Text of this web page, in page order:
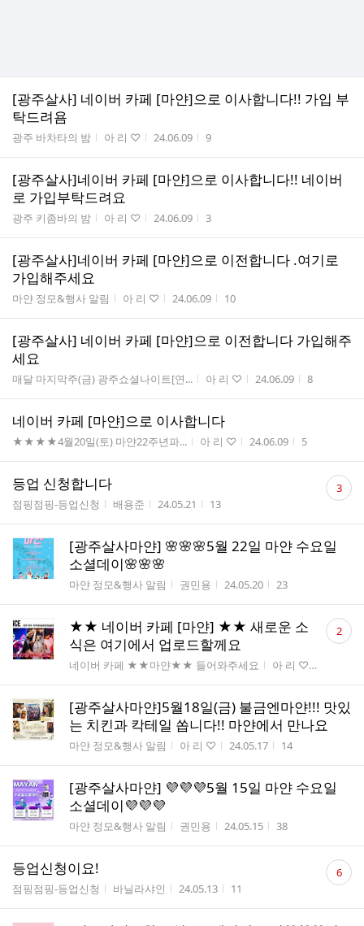
[광주살사] 네이버 카페 [마얀]으로 이사합니다!! 가입 부
탁드려욤
게시판명
광주 바차타의 밤 작성자
아 리 ♡ 작성시간
24.06.09 조회수
9
[광주살사]네이버 카페 [마얀]으로 이사합니다!! 네이버
로 가입부탁드려요
게시판명
광주 키좀바의 밤 작성자
아 리 ♡ 작성시간
24.06.09 조회수
3
[광주살사]네이버 카페 [마얀]으로 이전합니다 .여기로
가입해주세요
게시판명
마얀 정모&행사 알림 작성자
아 리 ♡ 작성시간
24.06.09 조회수
10
[광주살사] 네이버 카페 [마얀]으로 이전합니다 가입해주
세요
게시판명
매달 마지막주(금) 광주쇼셜나이트[연... 작성자
아 리 ♡ 작성시간
24.06.09 조회수
8
네이버 카페 [마얀]으로 이사합니다
게시판명
★★★★4월20일(토) 마얀22주년파... 작성자
아 리 ♡ 작성시간
24.06.09 조회수
5
등업 신청합니다
게시판명
점핑점핑-등업신청 작성자
배용준 작성시간
24.05.21 조회수
13
댓
글 3
[광주살사마얀] 🌸🌸🌸5월 22일 마얀 수요일
소셜데이🌸🌸🌸
게시판명
마얀 정모&행사 알림 작성자
권민용 작성시간
24.05.20 조회수
23
★★ 네이버 카페 [마얀] ★★ 새로운 소
식은 여기에서 업로드할께요
게시판명
네이버 카페 ★★마얀★★ 들어와주세요 작성자
아 리 ♡
댓
글 2
[광주살사마얀]5월18일(금) 불금엔마얀!!! 맛있
는 치킨과 칵테일 쏩니다!! 마얀에서 만나요
게시판명
마얀 정모&행사 알림 작성자
아 리 ♡ 작성시간
24.05.17 조회수
14
[광주살사마얀] 💜💜💜5월 15일 마얀 수요일
소셜데이💜💜💜
게시판명
마얀 정모&행사 알림 작성자
권민용 작성시간
24.05.15 조회수
38
등업신청이요!
게시판명
점핑점핑-등업신청 작성자
바닐라샤인 작성시간
24.05.13 조회수
11
댓
글 6